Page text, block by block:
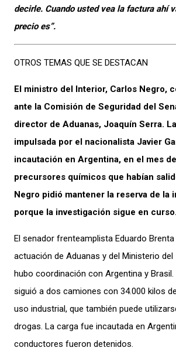
decirle. Cuando usted vea la factura ahí
precio es”.
OTROS TEMAS QUE SE DESTACAN
El ministro del Interior, Carlos Negro,
ante la Comisión de Seguridad del
director de Aduanas, Joaquín Serra.
impulsada por el nacionalista Javier
incautación en Argentina, en el mes
precursores químicos que habían
Negro pidió mantener la reserva de la
porque la investigación sigue en curso.
El senador frenteamplista Eduardo
actuación de Aduanas y del Ministerio del
hubo coordinación con Argentina y
siguió a dos camiones con 34.000 kilos
uso industrial, que también puede
drogas. La carga fue incautada en
conductores fueron detenidos.